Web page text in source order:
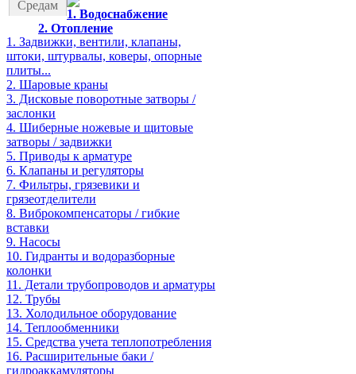
Средам
1. Водоснабжение
2. Отопление
1. Задвижки, вентили, клапаны,
штоки, штурвалы, коверы, опорные
плиты...
2. Шаровые краны
3. Дисковые поворотные затворы /
заслонки
4. Шиберные ножевые и щитовые
затворы / задвижки
5. Приводы к арматуре
6. Клапаны и регуляторы
7. Фильтры, грязевики и
грязеотделители
8. Виброкомпенсаторы / гибкие
вставки
9. Насосы
10. Гидранты и водоразборные
колонки
11. Детали трубопроводов и арматуры
12. Трубы
13. Холодильное oборудование
14. Теплообменники
15. Средства учета теплопотребления
16. Расширительные баки /
гидроаккамуляторы